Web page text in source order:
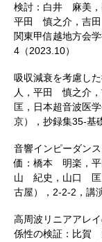
検討：白井 麻美
平田 慎之介，吉
関東甲信越地方会
4（2023.10）
吸収減衰を考慮し
人，平田 慎之介
匡，日本超音波医
京），抄録集35-基
音響インピーダン
価：橋本 明楽，
山 紀史，山口 匡
古屋），2-2-2，講
高周波リニアアレ
係性の検証：比賀